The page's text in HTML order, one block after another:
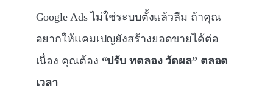
Google Ads ไม่ใช่ระบบตั้งแล้วลืม ถ้าคุณ
อยากให้แคมเปญยังสร้างยอดขายได้ต่อ
เนื่อง คุณต้อง “ปรับ ทดลอง วัดผล” ตลอด
เวลา